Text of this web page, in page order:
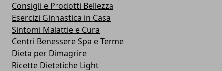
Consigli e Prodotti Bellezza
Esercizi Ginnastica in Casa
Sintomi Malattie e Cura
Centri Benessere Spa e Terme
Dieta per Dimagrire
Ricette Dietetiche Light